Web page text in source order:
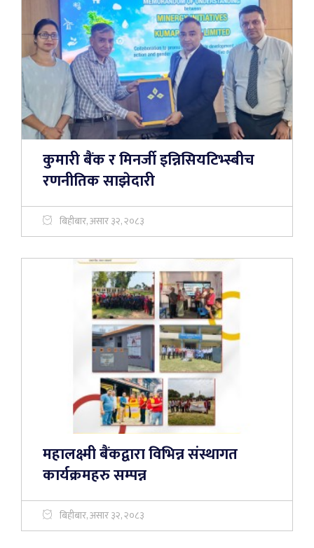
कुमारी बैंक र मिनर्जी इन्निसियटिभ्स्बीच
रणनीतिक साझेदारी
बिहीबार, असार ३२, २०८३
महालक्ष्मी बैंकद्वारा विभिन्न संस्थागत
कार्यक्रमहरु सम्पन्न
बिहीबार, असार ३२, २०८३